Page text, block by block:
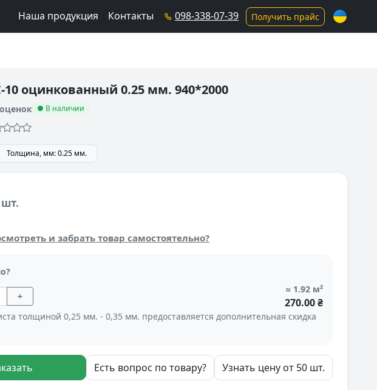
Наша продукция Контакты 098-338-07-39 Получить прайс
оцинкованный 0.25 мм. 940*2000
оценок ● В наличии
Толщина, мм: 0.25 мм.
и забрать товар самостоятельно?
+
≈ 1.92 м²
270.00 ₴
толщиной 0,25 мм. - 0,35 мм. предоставляется дополнительная скидка
Есть вопрос по товару? Узнать цену от 50 шт.